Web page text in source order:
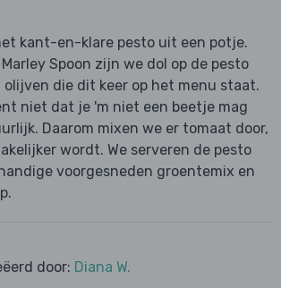
kant-en-klare pesto uit een potje.
Spoon zijn we dol op de pesto
die dit keer op het menu staat.
niet dat je 'm niet een beetje mag
Daarom mixen we er tomaat door,
wordt. We serveren de pesto
voorgesneden groentemix en
door: Diana W.